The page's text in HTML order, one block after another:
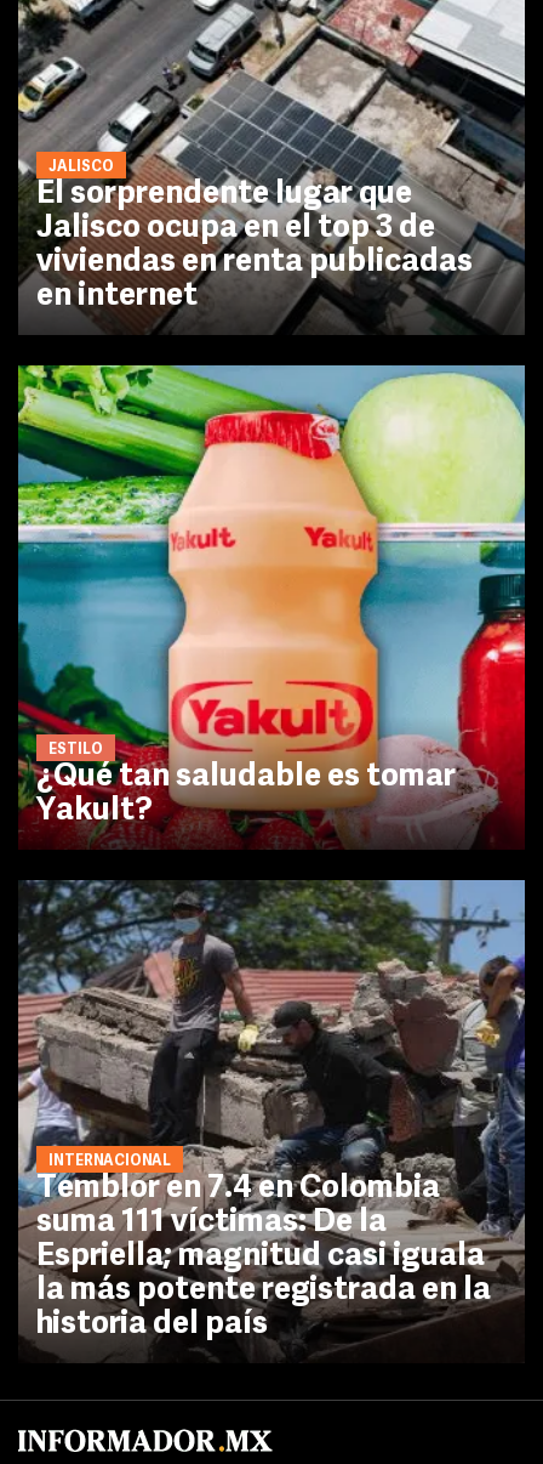
JALISCO
El sorprendente lugar que
Jalisco ocupa en el top 3 de
viviendas en renta publicadas
en internet
ESTILO
¿Qué tan saludable es tomar
Yakult?
INTERNACIONAL
Temblor en 7.4 en Colombia
suma 111 víctimas: De la
Espriella; magnitud casi iguala
la más potente registrada en la
historia del país